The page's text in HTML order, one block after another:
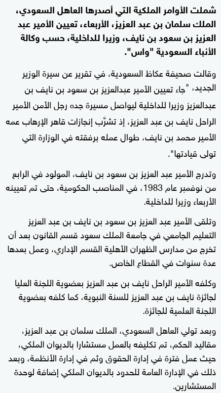
شملت الأوامر الملكية التي أصدرها العاهل السعودي،
الملك سلمان بن عبد العزيز، الأربعاء، تعيين الأمير عبد
العزيز بن سعود بن نايف، وزيرا للداخلية، حسب وكالة
الأنباء السعودية "واس".
وقالت صحيفة عكاظ السعودية، في تقرير عن سيرة الوزير
الجديد، "جاء تعيين الأمير عبدالعزيز بن سعود بن نايف بن
عبدالعزيز وزيرا للداخلية ليواصل مسيرة جده رجل الأمن الأمير
الراحل نايف بن عبد العزيز، إذ تشرَّب إنجازات قاهر الإرهاب عمه
الأمير محمد بن نايف، طوال عمله برفقته في الوزارة التي
تولى قيادتها".
وتدرج الأمير عبد العزيز بن سعود بن نايف، المولود في الرابع
من نوفمبر عام 1983، في المناصب الحكومية، حتى تم تعيينه
الأربعاء وزيرا للداخلية.
وتلقى الأمير عبد العزيز بن سعود بن نايف بن عبد العزيز
التعليم الجامعي في جامعة الملك سعود قسم القانون بعد أن
تخرج من مدارس الظهران الأهلية القسم الإداري، وعمل بعدها
عدة سنوات في القطاع الخاص.
وكلفه الأمير الراحل نايف بن عبد العزيز بعضوية اللجنة العليا
لجائزة نايف بن عبد العزيز للسنة النبوية، كما كلفه بعضوية
اللجنة العلمية للجائزة.
وبعد تولي العاهل السعودي، الملك سلمان بن عبد العزيز،
مقاليد الحكم، تم تكليفه بالعمل مستشارا بالديوان الملكي،
حيث عمل فترة في إدارة الحقوق وثم في إدارة الأنظمة، وبعد
ذلك في الإدارة العامة للحدود بالديوان الملكي إضافة لوحدة
المستشارين.